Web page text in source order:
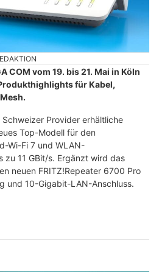
COM vom 19. bis 21. Mai in Köln
für Kabel,
Provider erhältliche
Top-Modell für den
Wi-Fi 7 und WLAN-
zu 11 GBit/s. Ergänzt wird das
neuen FRITZ!Repeater 6700 Pro
und 10-Gigabit-LAN-Anschluss.